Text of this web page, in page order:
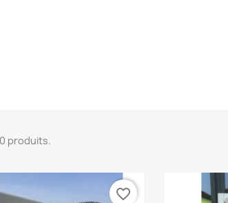
produits.
favorite_border